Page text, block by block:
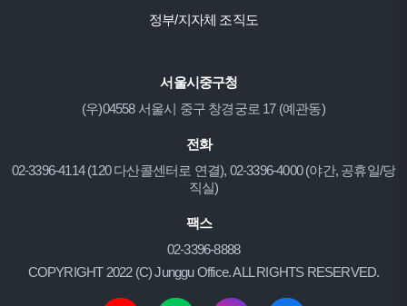
정부/지자체 조직도
서울시중구청
(우)04558 서울시 중구 창경궁로 17 (예관동)
전화
02-3396-4114 (120 다산콜센터로 연결), 02-3396-4000 (야간, 공휴일/당
직실)
팩스
02-3396-8888
COPYRIGHT 2022 (C) Junggu Office. ALL RIGHTS RESERVED.